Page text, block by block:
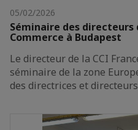
05/02/2026
Séminaire des directeurs
Commerce à Budapest
Le directeur de la CCI
séminaire de la zone
des directrices et